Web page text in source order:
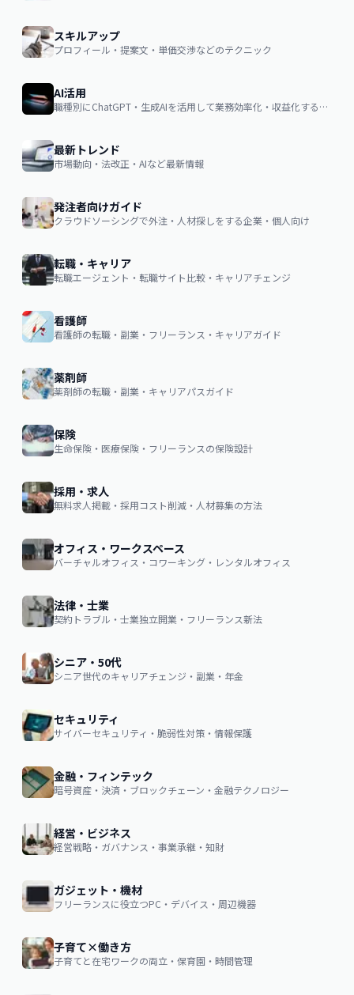
スキルアップ
プロフィール・提案文・単価交渉などのテクニック
AI活用
職種別にChatGPT・生成AIを活用して業務効率化・収益化するノウハウ
最新トレンド
市場動向・法改正・AIなど最新情報
発注者向けガイド
クラウドソーシングで外注・人材探しをする企業・個人向け
転職・キャリア
転職エージェント・転職サイト比較・キャリアチェンジ
看護師
看護師の転職・副業・フリーランス・キャリアガイド
薬剤師
薬剤師の転職・副業・キャリアパスガイド
保険
生命保険・医療保険・フリーランスの保険設計
採用・求人
無料求人掲載・採用コスト削減・人材募集の方法
オフィス・ワークスペース
バーチャルオフィス・コワーキング・レンタルオフィス
法律・士業
契約トラブル・士業独立開業・フリーランス新法
シニア・50代
シニア世代のキャリアチェンジ・副業・年金
セキュリティ
サイバーセキュリティ・脆弱性対策・情報保護
金融・フィンテック
暗号資産・決済・ブロックチェーン・金融テクノロジー
経営・ビジネス
経営戦略・ガバナンス・事業承継・知財
ガジェット・機材
フリーランスに役立つPC・デバイス・周辺機器
子育て×働き方
子育てと在宅ワークの両立・保育園・時間管理